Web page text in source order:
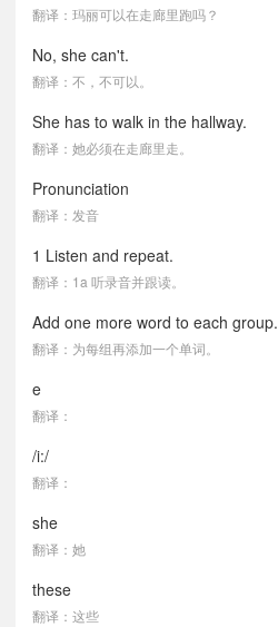
翻译：玛丽可以在走廊里跑吗？
No, she can't.
翻译：不，不可以。
She has to walk in the hallway.
翻译：她必须在走廊里走。
Pronunciation
翻译：发音
1 Listen and repeat.
翻译：1a 听录音并跟读。
Add one more word to each group.
翻译：为每组再添加一个单词。
e
翻译：
/i:/
翻译：
she
翻译：她
these
翻译：这些